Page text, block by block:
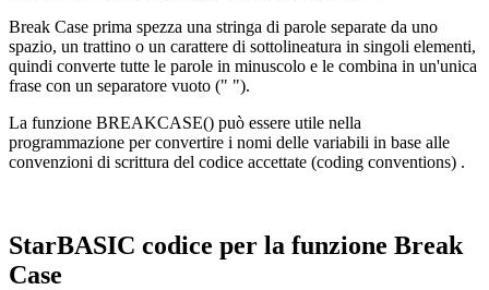
Break Case prima spezza una stringa di parole separate da uno
spazio, un trattino o un carattere di sottolineatura in singoli elementi,
quindi converte tutte le parole in minuscolo e le combina in un'unica
frase con un separatore vuoto (" ").
La funzione BREAKCASE() può essere utile nella
programmazione per convertire i nomi delle variabili in base alle
convenzioni di scrittura del codice accettate (coding conventions) .
StarBASIC codice per la funzione Break
Case